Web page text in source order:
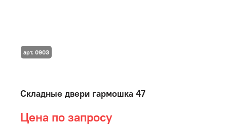
Складные двери гармошка 47
Цена по запросу
арт. 0903